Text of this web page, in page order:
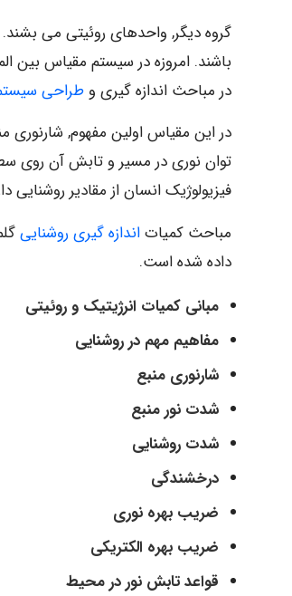
گروه دیگر, واحدهای روئیتی می
در مباحث اندازه گیری و طراحی
توان نوری در مسیر و تابش آن روی
فیزیولوژیک انسان از مقادیر روشنایی
مباحث کمیاتاندازه گیری روشنایی
داده شده است.
مبانی کمیات انرژیتیک و روئیتی
مفاهیم مهم در روشنایی
شارنوری منبع
شدت نور منبع
شدت روشنایی
درخشندگی
ضریب بهره نوری
ضریب بهره الکتریکی
قواعد تابش نور در محیط